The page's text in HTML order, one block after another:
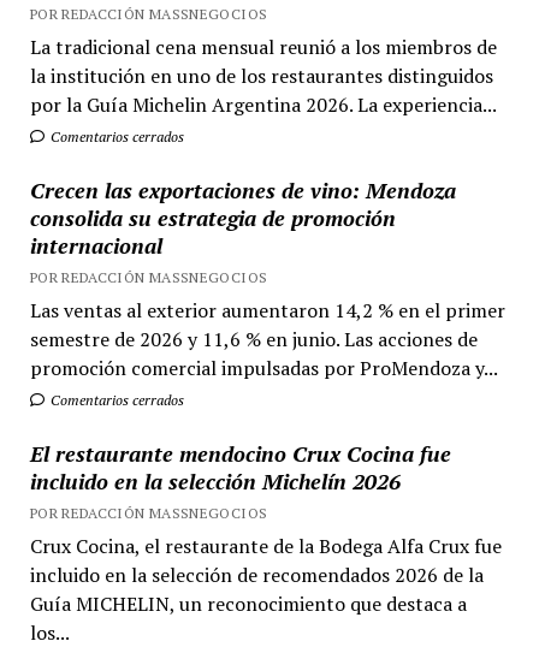
POR REDACCIÓN MASSNEGOCIOS
La tradicional cena mensual reunió a los miembros de
la institución en uno de los restaurantes distinguidos
por la Guía Michelin Argentina 2026. La experiencia...
Comentarios cerrados
Crecen las exportaciones de vino: Mendoza
consolida su estrategia de promoción
internacional
POR REDACCIÓN MASSNEGOCIOS
Las ventas al exterior aumentaron 14,2 % en el primer
semestre de 2026 y 11,6 % en junio. Las acciones de
promoción comercial impulsadas por ProMendoza y...
Comentarios cerrados
El restaurante mendocino Crux Cocina fue
incluido en la selección Michelín 2026
POR REDACCIÓN MASSNEGOCIOS
Crux Cocina, el restaurante de la Bodega Alfa Crux fue
incluido en la selección de recomendados 2026 de la
Guía MICHELIN, un reconocimiento que destaca a
los...